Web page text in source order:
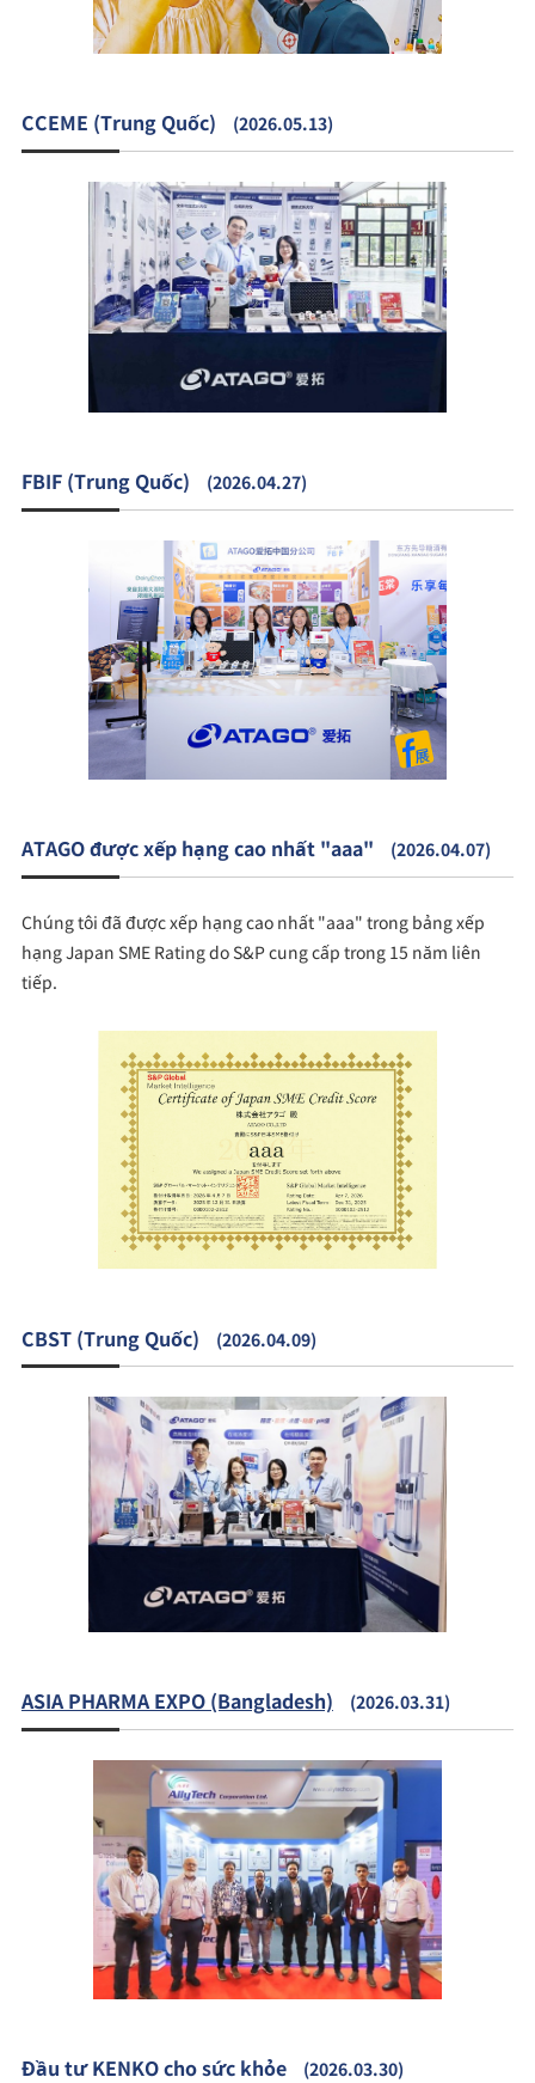
CCEME (Trung Quốc) (2026.05.13)
FBIF (Trung Quốc) (2026.04.27)
ATAGO được xếp hạng cao nhất "aaa" (2026.04.07)
Chúng tôi đã được xếp hạng cao nhất "aaa" trong bảng xếp
hạng Japan SME Rating do S&P cung cấp trong 15 năm liên
tiếp.
CBST (Trung Quốc) (2026.04.09)
ASIA PHARMA EXPO (Bangladesh) (2026.03.31)
Đầu tư KENKO cho sức khỏe (2026.03.30)